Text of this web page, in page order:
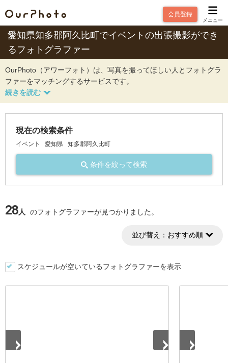
会員登録
メニュー
愛知県知多郡阿久比町でイベントの出張撮影ができ
るフォトグラファー
OurPhoto（アワーフォト）は、写真を撮ってほしい人とフォトグラ
ファーをマッチングするサービスです。
現在の検索条件
イベント 愛知県 知多郡阿久比町
条件を絞って検索
28人 のフォトグラファーが見つかりました。
並び替え： おすすめ順
スケジュールが空いているフォトグラファーを表示